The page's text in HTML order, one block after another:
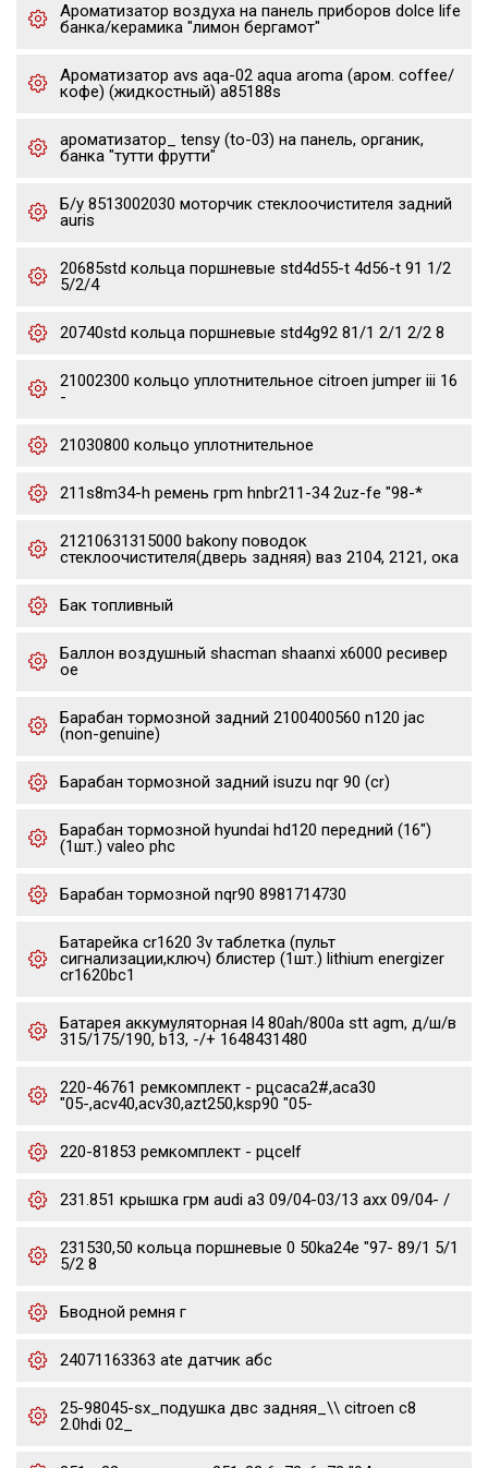
Ароматизатор воздуха на панель приборов dolce life
банка/керамика "лимон бергамот"
Ароматизатор avs aqa-02 aqua aroma (аром. coffee/
кофе) (жидкостный) a85188s
ароматизатор_ tensy (to-03) на панель, органик,
банка "тутти фрутти"
Б/у 8513002030 моторчик стеклоочистителя задний
auris
20685std кольца поршневые std4d55-t 4d56-t 91 1/2
5/2/4
20740std кольца поршневые std4g92 81/1 2/1 2/2 8
21002300 кольцо уплотнительное citroen jumper iii 16
-
21030800 кольцо уплотнительное
211s8m34-h ремень грm hnbr211-34 2uz-fe "98-*
21210631315000 bakony поводок
стеклоочистителя(дверь задняя) ваз 2104, 2121, ока
Бак топливный
Баллон воздушный shacman shaanxi x6000 ресивер
oe
Барабан тормозной задний 2100400560 n120 jac
(non-genuine)
Барабан тормозной задний isuzu nqr 90 (cr)
Барабан тормозной hyundai hd120 передний (16")
(1шт.) valeo phc
Барабан тормозной nqr90 8981714730
Батарейка cr1620 3v таблетка (пульт
сигнализации,ключ) блистер (1шт.) lithium energizer
cr1620bc1
Батарея аккумуляторная l4 80ah/800a stt agm, д/ш/в
315/175/190, b13, -/+ 1648431480
220-46761 ремкомплект - рцсaca2#,aca30
"05-,acv40,acv30,azt250,ksp90 "05-
220-81853 ремкомплект - рцсelf
231.851 крышка грм audi a3 09/04-03/13 axx 09/04- /
231530,50 кольца поршневые 0 50ka24e "97- 89/1 5/1
5/2 8
Бводной ремня г
24071163363 ate датчик абс
25-98045-sx_подушка двс задняя_\\ citroen c8
2.0hdi 02_